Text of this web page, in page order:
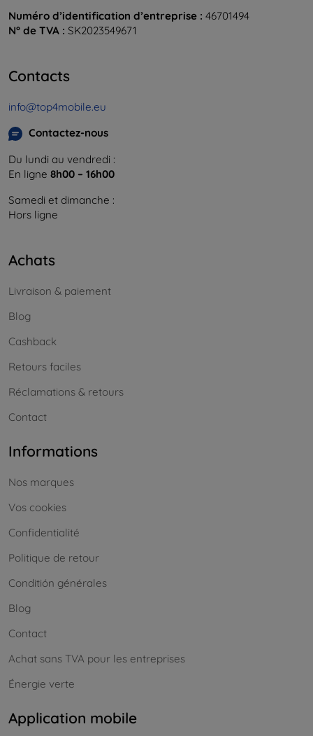
Numéro d’identification d’entreprise : 46701494
N° de TVA : SK2023549671
Contacts
info@top4mobile.eu
Contactez-nous
Du lundi au vendredi :
En ligne 8h00 – 16h00
Samedi et dimanche :
Hors ligne
Achats
Livraison & paiement
Blog
Cashback
Retours faciles
Réclamations & retours
Contact
Informations
Nos marques
Vos cookies
Confidentialité
Politique de retour
Conditión générales
Blog
Contact
Achat sans TVA pour les entreprises
Énergie verte
Application mobile